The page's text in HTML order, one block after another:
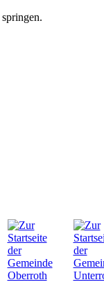
springen.